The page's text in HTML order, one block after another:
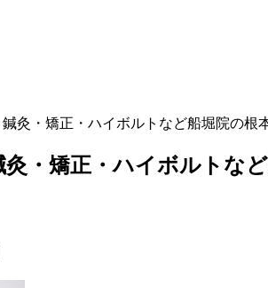
灸・矯正・ハイボルトなど船堀院の根
・矯正・ハイボルトな